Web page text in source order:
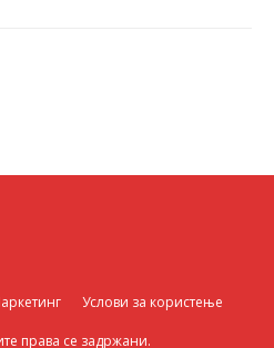
Услови за користење
права се задржани.